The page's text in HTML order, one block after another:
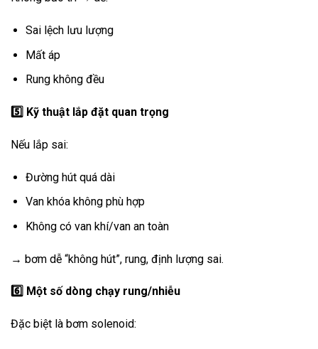
Sai lệch lưu lượng
Mất áp
Rung không đều
5️ Kỹ thuật lắp đặt quan trọng
Nếu lắp sai:
Đường hút quá dài
Van khóa không phù hợp
Không có van khí/van an toàn
→ bơm dễ “không hút”, rung, định lượng sai.
6️ Một số dòng chạy rung/nhiễu
Đặc biệt là bơm solenoid: